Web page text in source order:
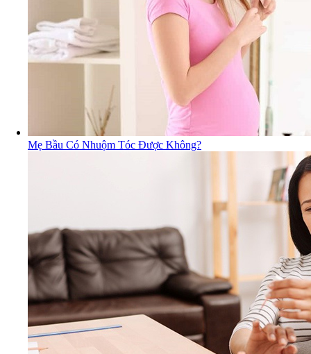
Mẹ Bầu Có Nhuộm Tóc Được Không?